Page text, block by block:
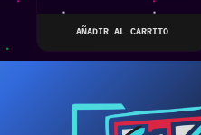
AÑADIR AL CARRITO